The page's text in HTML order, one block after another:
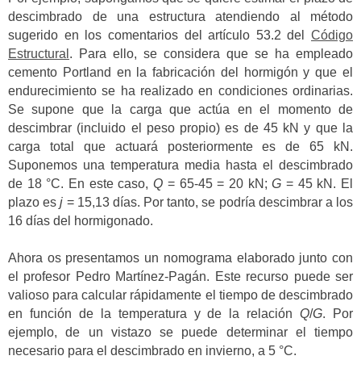
descimbrado de una estructura atendiendo al método
sugerido en los comentarios del artículo 53.2 del Código
Estructural . Para ello, se considera que se ha empleado
cemento Portland en la fabricación del hormigón y que el
endurecimiento se ha realizado en condiciones ordinarias.
Se supone que la carga que actúa en el momento de
descimbrar (incluido el peso propio) es de 45 kN y que la
carga total que actuará posteriormente es de 65 kN.
Suponemos una temperatura media hasta el descimbrado
de 18 °C. En este caso,Q = 65-45 = 20 kN;G = 45 kN. El
plazo esj = 15,13 días. Por tanto, se podría descimbrar a los
16 días del hormigonado.
Ahora os presentamos un nomograma elaborado junto con
el profesor Pedro Martínez-Pagán. Este recurso puede ser
valioso para calcular rápidamente el tiempo de descimbrado
en función de la temperatura y de la relaciónQ/G. Por
ejemplo, de un vistazo se puede determinar el tiempo
necesario para el descimbrado en invierno, a 5 °C.